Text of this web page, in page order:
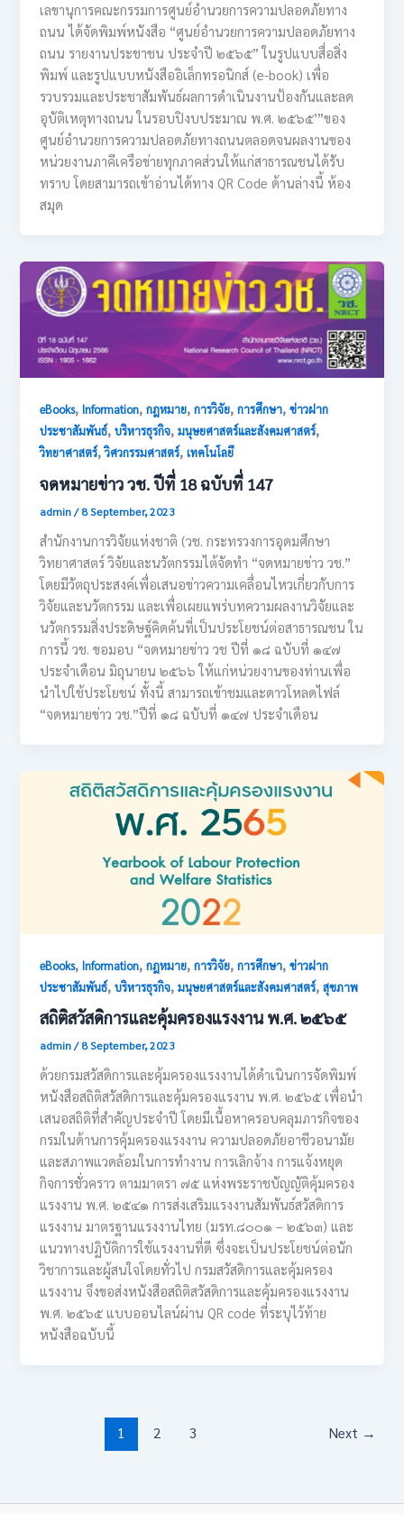
เลขานุการคณะกรรมการศูนย์อำนวยการความปลอดภัยทาง
ถนน ได้จัดพิมพ์หนังสือ “ศูนย์อำนวยการความปลอดภัยทาง
ถนน รายงานประชาชน ประจำปี ๒๕๖๕” ในรูปแบบสื่อสิ่ง
พิมพ์ และรูปแบบหนังสืออิเล็กทรอนิกส์ (e-book) เพื่อ
รวบรวมและประชาสัมพันธ์ผลการดำเนินงานป้องกันและลด
อุบัติเหตุทางถนน ในรอบปิงบประมาณ พ.ศ. ๒๕๖๕’”ของ
ศูนย์อำนวยการความปลอดภัยทางถนนตลอดจนผลงานของ
หน่วยงานภาคีเครือข่ายทุกภาคส่วนให้แก่สาธารณชนได้รับ
ทราบ โดยสามารถเข้าอ่านได้ทาง QR Code ด้านล่างนี้ ห้อง
สมุด
eBooks,Information,กฎหมาย,การวิจัย,การศึกษา,ข่าวฝาก
ประชาสัมพันธ์,บริหารธุรกิจ,มนุษยศาสตร์และสังคมศาสตร์,
วิทยาศาสตร์,วิศวกรรมศาสตร์,เทคโนโลยี
จดหมายข่าว วช. ปีที่ 18 ฉบับที่ 147
admin/8 September, 2023
สำนักงานการวิจัยแห่งชาติ (วช. กระทรวงการอุดมศึกษา
วิทยาศาสตร์ วิจัยและนวัตกรรมไต้จัดทำ “จดหมายข่าว วช.”
โดยมีวัตถุประสงค์เพื่อเสนอข่าวความเคลื่อนไหวเกี่ยวกับการ
วิจัยและนวัตกรรม และเพื่อเผยแพร่บทความผลงานวิจัยและ
นวัตกรรมสิ่งประดิษฐ์คิดค้นที่เป็นประโยชน์ต่อสาธารณชน ใน
การนี้ วช. ขอมอบ “จดหมายข่าว วช ปีที่ ๑๘ ฉบับที่ ๑๔๗
ประจำเดือน มิถุนายน ๒๕๖๖ ให้แก่หน่วยงานของท่านเพื่อ
นำไปใช้ประโยชน์ ทั้งนี้ สามารถเข้าชมและดาวโหลดไฟล์
“จดหมายข่าว วช.”ปีที่ ๑๘ ฉบับที่ ๑๔๗ ประจำเดือน
eBooks,Information,กฎหมาย,การวิจัย,การศึกษา,ข่าวฝาก
ประชาสัมพันธ์,บริหารธุรกิจ,มนุษยศาสตร์และสังคมศาสตร์,สุขภาพ
สถิติสวัสดิการและคุ้มครองแรงงาน พ.ศ. ๒๕๖๕
admin/8 September, 2023
ด้วยกรมสวัสดิการและคุ้มครองแรงงานได้ดำเนินการจัดพิมพ์
หนังสือสถิติสวัสดิการและคุ้มครองแรงาน พ.ศ. ๒๕๖๕ เพื่อนำ
เสนอสถิติที่สำคัญประจำปี โดยมีเนื้อหาครอบคลุมภารกิจของ
กรมในด้านการคุ้มครองแรงงาน ความปลอดภัยอาชีวอนามัย
และสภาพแวดล้อมในการทำงาน การเลิกจ้าง การแจ้งหยุด
กิจการชั่วคราว ตามมาตรา ๗๕ แห่งพระราชบัญญัติคุ้มครอง
แรงงาน พ.ศ. ๒๕๔๑ การส่งเสริมแรงงานสัมพันธ์สวัสดิการ
แรงงาน มาตรฐานแรงงานไทย (มรท.๘๐๐๑ – ๒๕๖๓) และ
แนวทางปฏิบัติการใช้แรงงานที่ดี ซึ่งจะเป็นประโยชน์ต่อนัก
วิชาการและผู้สนใจโดยทั่วไป กรมสวัสดิการและคุ้มครอง
แรงงาน จึงขอส่งหนังสือสถิติสวัสดิการและคุ้มครองแรงงาน
พ.ศ. ๒๕๖๕ แบบออนไลน์ผ่าน QR code ที่ระบุไว้ท้าย
หนังสือฉบับนี้
1 2 3 Next →